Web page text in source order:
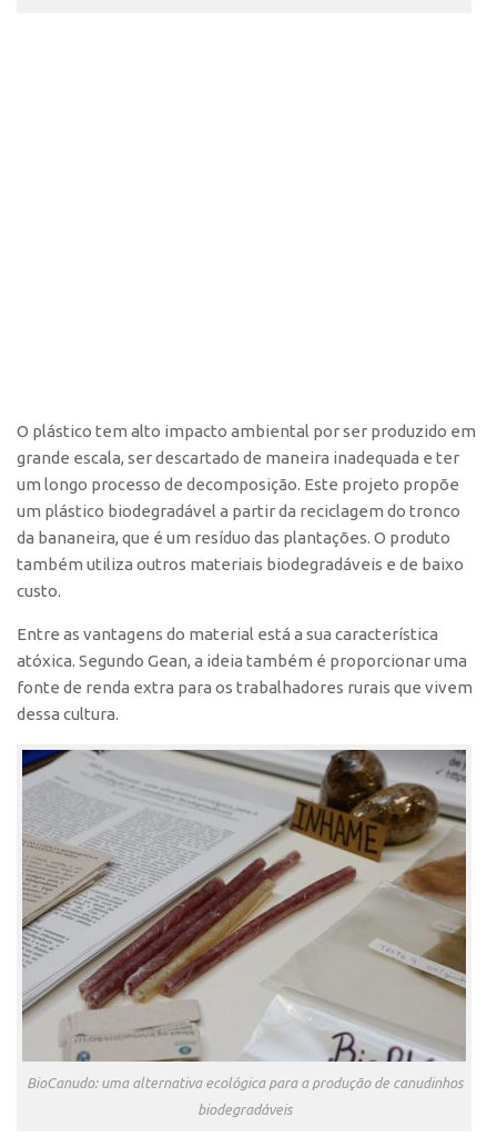
O plástico tem alto impacto ambiental por ser produzido em
grande escala, ser descartado de maneira inadequada e ter
um longo processo de decomposição. Este projeto propõe
um plástico biodegradável a partir da reciclagem do tronco
da bananeira, que é um resíduo das plantações. O produto
também utiliza outros materiais biodegradáveis e de baixo
custo.
Entre as vantagens do material está a sua característica
atóxica. Segundo Gean, a ideia também é proporcionar uma
fonte de renda extra para os trabalhadores rurais que vivem
dessa cultura.
BioCanudo: uma alternativa ecológica para a produção de canudinhos
biodegradáveis